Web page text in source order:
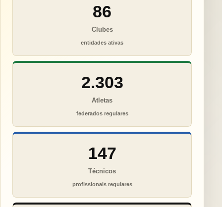
86
Clubes
entidades ativas
2.303
Atletas
federados regulares
147
Técnicos
profissionais regulares